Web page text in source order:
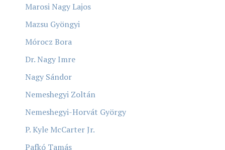
Marosi Nagy Lajos
Mazsu Gyöngyi
Mórocz Bora
Dr. Nagy Imre
Nagy Sándor
Nemeshegyi Zoltán
Nemeshegyi-Horvát György
P. Kyle McCarter Jr.
Pafkó Tamás